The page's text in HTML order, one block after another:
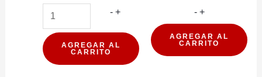
- AGUA
BENEDICTINO
CON
GAS
+
AGREGAR AL
CARRITO
- AGUA
FRUTOS
+
AGREGAR AL
CARRITO